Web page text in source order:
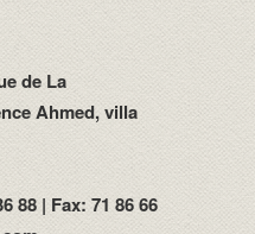
de La
Ahmed, villa
88 | Fax: 71 86 66